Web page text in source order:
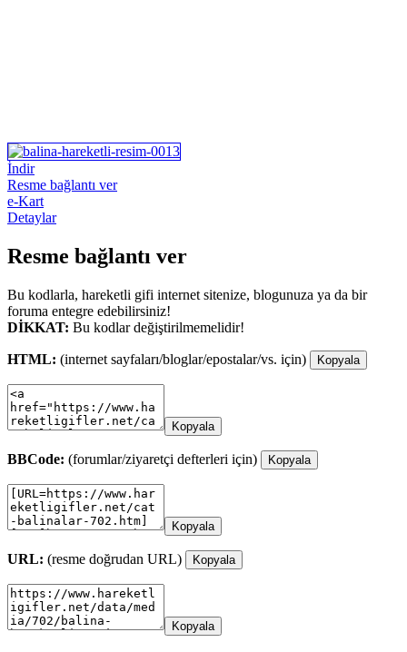
İndir
Resme bağlantı ver
e-Kart
Detaylar
Resme bağlantı ver
Bu kodlarla, hareketli gifi internet sitenize, blogunuza ya da bir
foruma entegre edebilirsiniz!
DİKKAT: Bu kodlar değiştirilmemelidir!
HTML: (internet sayfaları/bloglar/epostalar/vs. için) Kopyala
Kopyala
BBCode: (forumlar/ziyaretçi defterleri için) Kopyala
Kopyala
URL: (resme doğrudan URL) Kopyala
Kopyala